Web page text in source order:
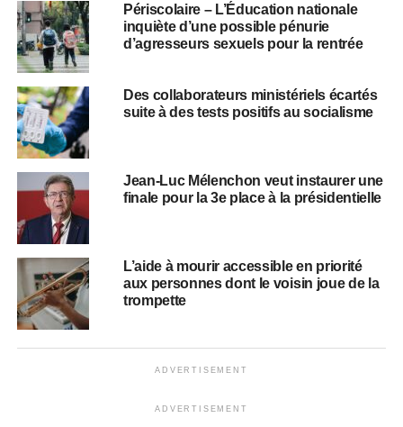
Périscolaire – L’Éducation nationale
inquiète d’une possible pénurie
d’agresseurs sexuels pour la rentrée
Des collaborateurs ministériels écartés
suite à des tests positifs au socialisme
Jean-Luc Mélenchon veut instaurer une
finale pour la 3e place à la présidentielle
L’aide à mourir accessible en priorité
aux personnes dont le voisin joue de la
trompette
ADVERTISEMENT
ADVERTISEMENT